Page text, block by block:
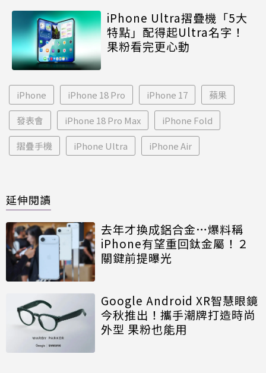
iPhone Ultra摺疊機「5大
特點」配得起Ultra名字！
果粉看完更心動
iPhone iPhone 18 Pro iPhone 17 蘋果
發表會 iPhone 18 Pro Max iPhone Fold
摺疊手機 iPhone Ultra iPhone Air
延伸閱讀
去年才換成鋁合金…爆料稱
iPhone有望重回鈦金屬！２
關鍵前提曝光
Google Android XR智慧眼鏡
今秋推出！攜手潮牌打造時尚
外型 果粉也能用